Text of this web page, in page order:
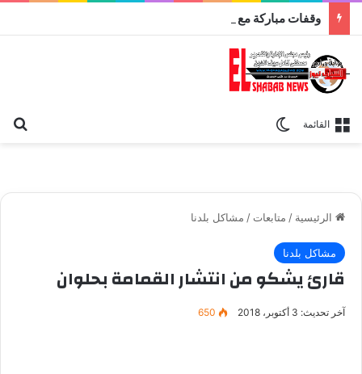
القائمة
الرئيسية / متابعات / مشاكل بلدنا
مشاكل بلدنا
قارئ يشكو من انتشار القمامة بحلوان
آخر تحديث: 3 أكتوبر، 2018 650